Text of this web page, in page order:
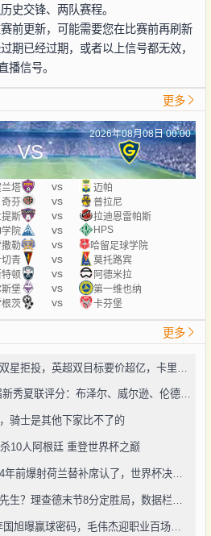
史交锋、两队赛程。
前更新，可能需要您在比赛前再刷新
期已经过期，或者以上信号都无效，
播信号。
更多
2026年08月08日 00:00
VS
兰塔 vs
迈帕
奇芬 vs
普拉尼
提斯 vs
拉迪恩雷帕斯
学院 vs
HPS
撒勒 vs
哈留足球学院
切青 vs
莫托路宾
特顿 vs
阿德米拉
堡 vs
第一维也纳
茨 vs 卡芬堡
更多
Bleacher Report晒2026届新秀夏联评分：布泽尔、威尔逊、伦德博格摘A
骑士是其他下家比不了的
10人阿根廷 重登世界杯之巅
两次炸场都是帕雷德斯！4年前爆射荷兰替补席认了，世界杯决赛再演冲突
大连英博3-1双杀泰山！李国旭曝赢球密码，毛伟杰迎职业百场里程碑